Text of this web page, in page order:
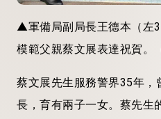
▲軍備局副局長王德本（左
模範父親蔡文展表達祝賀。
蔡文展先生服務警界35年，
長，育有兩子一女。蔡先生